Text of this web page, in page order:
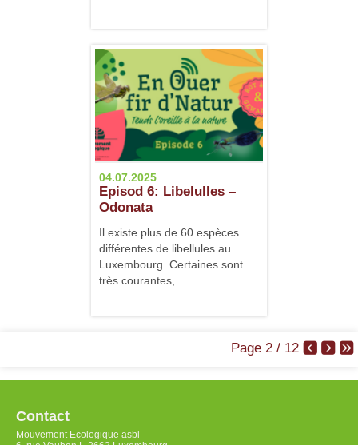
04.07.2025
Episod 6: Libelulles –
Odonata
Il existe plus de 60 espèces
différentes de libellules au
Luxembourg. Certaines sont
très courantes,...
Page 2 / 12
Contact
Mouvement Ecologique asbl